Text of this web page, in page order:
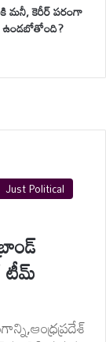
మనీ, కెరీర్ పరంగా
ఉండబోతోంది?